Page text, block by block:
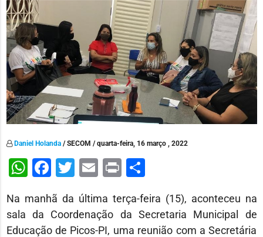
Daniel Holanda/ SECOM / quarta-feira, 16 março , 2022
WhatsApp
Facebook
Twitter
Email
PrintShare
Na manhã da última terça-feira (15), aconteceu na
sala da Coordenação da Secretaria Municipal de
Educação de Picos-PI, uma reunião com a Secretária